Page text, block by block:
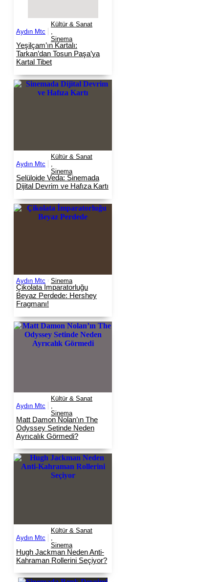
Aydın Mtc
Kültür & Sanat
Sinema
Yeşilçam’ın Kartalı:
Tarkan’dan Tosun Paşa’ya
Kartal Tibet
Aydın Mtc
Kültür & Sanat
Sinema
Selüloide Veda: Sinemada
Dijital Devrim ve Hafıza Kartı
Aydın Mtc Sinema
Çikolata İmparatorluğu
Beyaz Perdede: Hershey
Fragmanı!
Aydın Mtc
Kültür & Sanat
Sinema
Matt Damon Nolan’ın The
Odyssey Setinde Neden
Ayrıcalık Görmedi?
Aydın Mtc
Kültür & Sanat
,
Sinema
Hugh Jackman Neden Anti-
Kahraman Rollerini Seçiyor?